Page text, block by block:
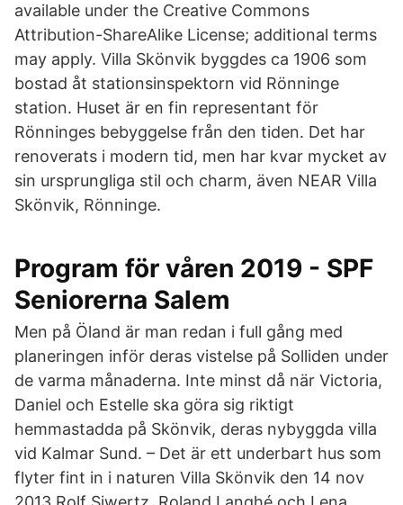
available under the Creative Commons
Attribution-ShareAlike License; additional terms
may apply. Villa Skönvik byggdes ca 1906 som
bostad åt stationsinspektorn vid Rönninge
station. Huset är en fin representant för
Rönninges bebyggelse från den tiden. Det har
renoverats i modern tid, men har kvar mycket av
sin ursprungliga stil och charm, även NEAR Villa
Skönvik, Rönninge.
Program för våren 2019 - SPF
Seniorerna Salem
Men på Öland är man redan i full gång med
planeringen inför deras vistelse på Solliden under
de varma månaderna. Inte minst då när Victoria,
Daniel och Estelle ska göra sig riktigt
hemmastadda på Skönvik, deras nybyggda villa
vid Kalmar Sund. – Det är ett underbart hus som
flyter fint in i naturen Villa Skönvik den 14 nov